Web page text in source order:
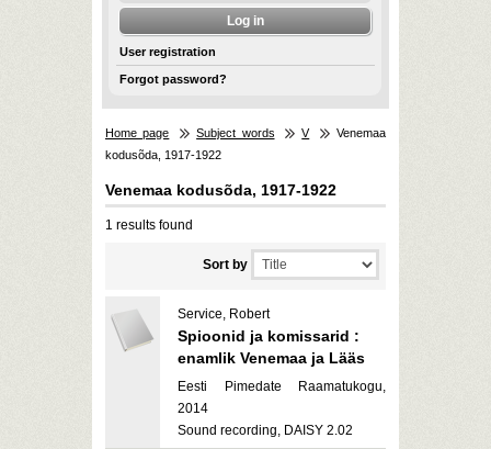
User registration
Forgot password?
Home page Subject words V
Venemaa
kodusõda, 1917-1922
Venemaa kodusõda, 1917-1922
1 results found
Sort by
Service, Robert
Spioonid ja komissarid :
enamlik Venemaa ja Lääs
Eesti Pimedate Raamatukogu,
2014
Sound recording, DAISY 2.02